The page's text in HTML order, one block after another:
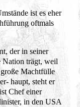
ist es eher
oftmals
der in seiner
Nation trägt, weil
Machtfülle
haupt, steht er
Chef einer
in den USA